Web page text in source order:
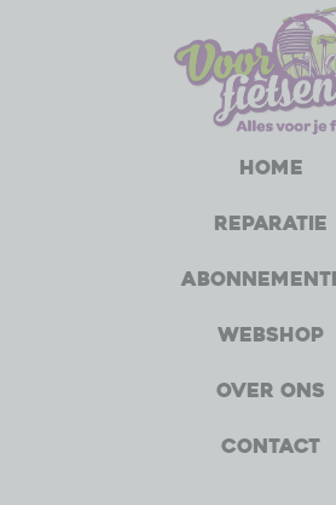
Home
Reparatie
Webshop
Over ons
Contact